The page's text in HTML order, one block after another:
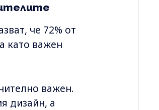
че 72% от
като важен
важен.
дизайн, а